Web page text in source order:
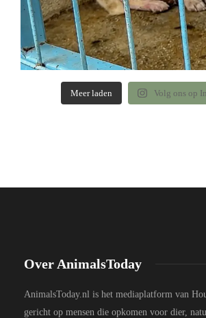
Meer laden Volg ons op
Over AnimalsToday
AnimalsToday.nl is het mediaplatform van
gericht op mensen die opkomen voor dier,